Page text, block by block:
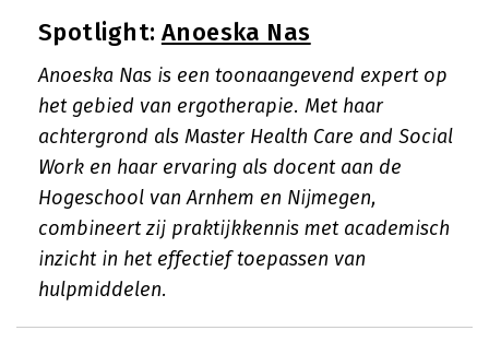
Spotlight: Anoeska Nas
Anoeska Nas is een toonaangevend expert op
het gebied van ergotherapie. Met haar
achtergrond als Master Health Care and Social
Work en haar ervaring als docent aan de
Hogeschool van Arnhem en Nijmegen,
combineert zij praktijkkennis met academisch
inzicht in het effectief toepassen van
hulpmiddelen.